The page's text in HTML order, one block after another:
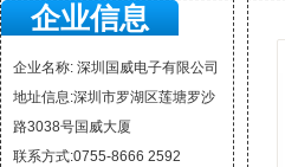
企业信息
企业名称: 深圳国威电子有限公司
地址信息:深圳市罗湖区莲塘罗沙
路3038号国威大厦
联系方式:0755-8666 2592